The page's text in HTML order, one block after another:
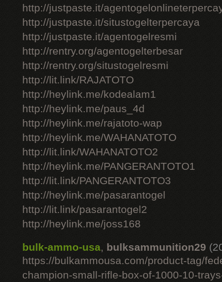
http://justpaste.it/
http://justpaste.it/situstogelterpercaya
http://justpaste.it/agentogelresmi
http://rentry.org/agentogelterbesar
http://rentry.org/situstogelresmi
http://lit.link/RAJATOTO
http://heylink.me/kodealam1
http://heylink.me/paus_4d
http://heylink.me/rajatoto-wap
http://heylink.me/WAHANATOTO
http://lit.link/WAHANATOTO2
http://heylink.me/PANGERANTOTO1
http://lit.link/PANGERANTOTO3
http://heylink.me/pasarantogel
http://lit.link/pasarantogel2
http://heylink.me/joss168
bulk-ammo-usa, bulksammunition29
https://bulkammousa.com/product-tag/
champion-small-rifle-box-of-1000-10-